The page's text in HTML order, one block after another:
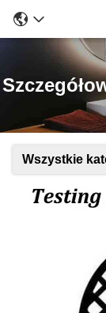
Wszystkie